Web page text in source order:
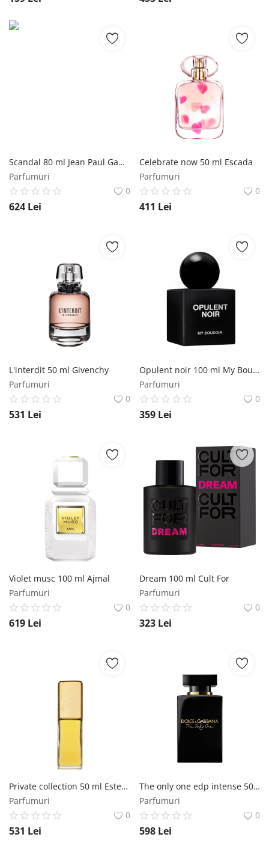
Scandal 80 ml Jean Paul Gaultier
Parfumuri
0
624 Lei
Celebrate now 50 ml Escada
Parfumuri
0
411 Lei
L'interdit 50 ml Givenchy
Parfumuri
0
531 Lei
Opulent noir 100 ml My Boudoir
Parfumuri
0
359 Lei
Violet musc 100 ml Ajmal
Parfumuri
0
619 Lei
Dream 100 ml Cult For
Parfumuri
0
323 Lei
Private collection 50 ml Estee Lauder
Parfumuri
0
531 Lei
The only one edp intense 50 ml Dolce & Gabbana
Parfumuri
0
598 Lei